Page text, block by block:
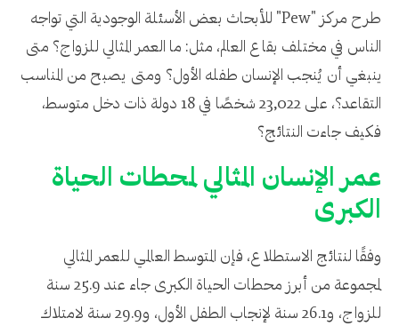
طرح مركز "Pew" للأبحاث بعض الأسئلة الوجودية التي تواجه
الناس في مختلف بقاع العالم، مثل: ما العمر المثالي للزواج؟ متى
ينبغي أن يُنجب الإنسان طفله الأول؟ ومتى يصبح من المناسب
التقاعد؟، على 23,022 شخصًا في 18 دولة ذات دخل متوسط،
فكيف جاءت النتائج؟
عمر الإنسان المثالي لمحطات الحياة
الكبرى
وفقًا لنتائج الاستطلاع، فإن المتوسط العالمي للعمر المثالي
لمجموعة من أبرز محطات الحياة الكبرى جاء عند 25.9 سنة
للزواج، و26.1 سنة لإنجاب الطفل الأول، و29.9 سنة لامتلاك